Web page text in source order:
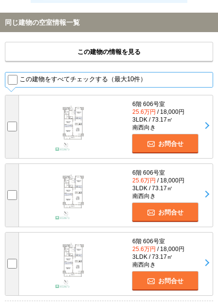
同じ建物の空室情報一覧
この建物の情報を見る
この建物をすべてチェックする（最大10件）
6階 606号室
25.6万円 / 18,000円
3LDK / 73.17㎡
南西向き
お問合せ
6階 606号室
25.6万円 / 18,000円
3LDK / 73.17㎡
南西向き
お問合せ
6階 606号室
25.6万円 / 18,000円
3LDK / 73.17㎡
南西向き
お問合せ